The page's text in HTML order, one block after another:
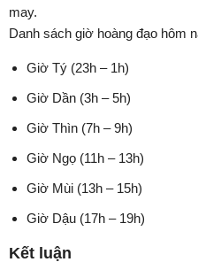
may.
Danh sách giờ hoàng đạo hôm
Giờ Tý (23h – 1h)
Giờ Dần (3h – 5h)
Giờ Thìn (7h – 9h)
Giờ Ngọ (11h – 13h)
Giờ Mùi (13h – 15h)
Giờ Dậu (17h – 19h)
Kết luận